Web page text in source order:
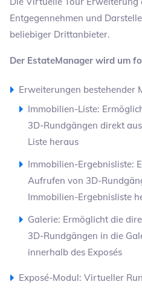
Entgegennehmen und
beliebiger Drittanbieter.
Der EstateManager wird um
Erweiterungen bestehender
Immobilien-Liste:
3D-Rundgängen direkt
Liste heraus
Immobilien-Ergebnisliste:
Aufrufen von 3D-
Immobilien-Ergebnisliste
Galerie: Ermöglicht die
3D-Rundgängen in die
innerhalb des Exposés
Exposé-Modul: Virtueller